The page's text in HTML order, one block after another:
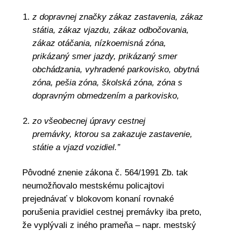
z dopravnej značky zákaz zastavenia, zákaz
státia, zákaz vjazdu, zákaz odbočovania,
zákaz otáčania, nízkoemisná zóna,
prikázaný smer jazdy, prikázaný smer
obchádzania, vyhradené parkovisko, obytná
zóna, pešia zóna, školská zóna, zóna s
dopravným obmedzením a parkovisko,
zo všeobecnej úpravy cestnej
premávky, ktorou sa zakazuje zastavenie,
státie a vjazd vozidiel.”
Pôvodné znenie zákona č. 564/1991 Zb. tak
neumožňovalo mestskému policajtovi
prejednávať v blokovom konaní rovnaké
porušenia pravidiel cestnej premávky iba preto,
že vyplývali z iného prameňa – napr. mestský